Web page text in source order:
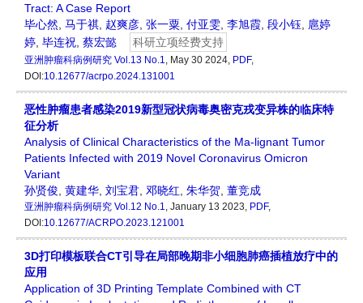
Tract: A Case Report
毕心然 马于祺 赵爽彦 张一粟 付亚雯 李旭霞 段小钰
扈婷
婷 毕连祝 蔡宏懿 科研立项经费支持
亚洲肿瘤科病例研究 Vol.13 No.1 , May 30 2024, PDF,
DOI:10.12677/acrpo.2024.131001
恶性肿瘤患者感染2019新型冠状病毒奥密克戎变异株的临床特
征分析
Analysis of Clinical Characteristics of the Ma-lignant Tumor
Patients Infected with 2019 Novel Coronavirus Omicron
Variant
孙贤俊 黄建华 刘宝君 邓晓红 朱华贺 董竞成
亚洲肿瘤科病例研究 Vol.12 No.1 , January 13 2023, PDF,
DOI:10.12677/ACRPO.2023.121001
3D打印模板联合CT引导在局部晚期非小细胞肺癌插植放疗中的
应用
Application of 3D Printing Template Combined with CT